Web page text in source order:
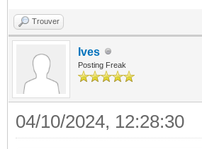
Trouver
Ives
Posting Freak
04/10/2024, 12:28:30